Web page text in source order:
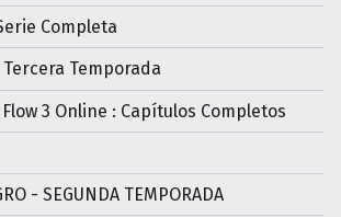
Completa
Temporada
3 Online : Capítulos Completos
- SEGUNDA TEMPORADA